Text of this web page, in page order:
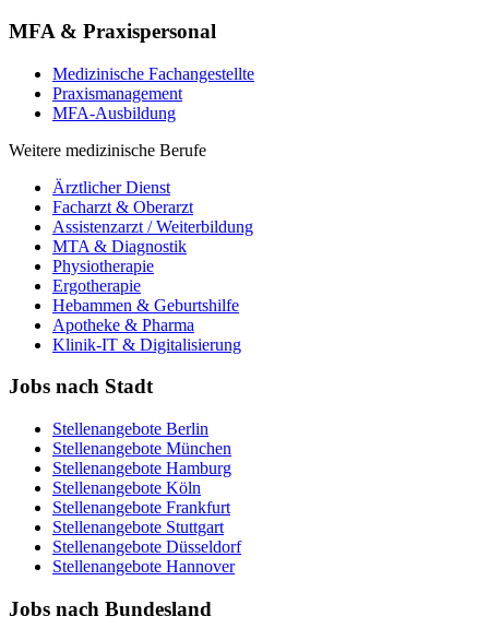
MFA & Praxispersonal
Medizinische Fachangestellte
Praxismanagement
MFA-Ausbildung
Weitere medizinische Berufe
Ärztlicher Dienst
Facharzt & Oberarzt
Assistenzarzt / Weiterbildung
MTA & Diagnostik
Physiotherapie
Ergotherapie
Hebammen & Geburtshilfe
Apotheke & Pharma
Klinik-IT & Digitalisierung
Jobs nach Stadt
Stellenangebote Berlin
Stellenangebote München
Stellenangebote Hamburg
Stellenangebote Köln
Stellenangebote Frankfurt
Stellenangebote Stuttgart
Stellenangebote Düsseldorf
Stellenangebote Hannover
Jobs nach Bundesland